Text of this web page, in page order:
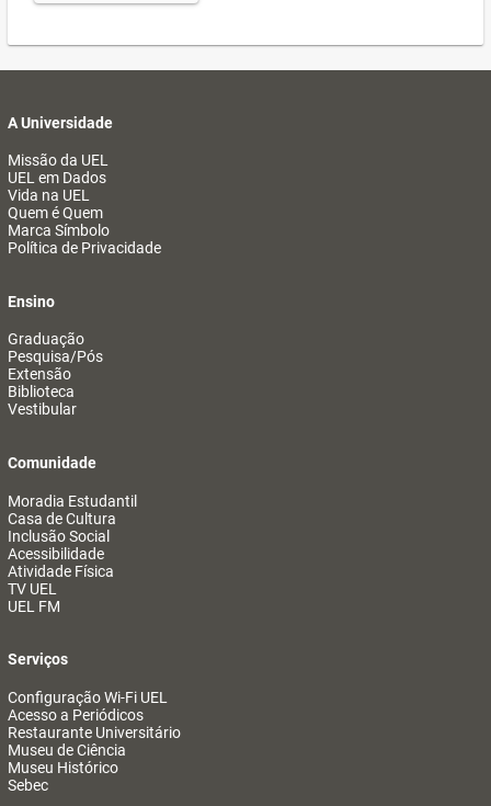
A Universidade
Missão da UEL
UEL em Dados
Vida na UEL
Quem é Quem
Marca Símbolo
Política de Privacidade
Ensino
Graduação
Pesquisa/Pós
Extensão
Biblioteca
Vestibular
Comunidade
Moradia Estudantil
Casa de Cultura
Inclusão Social
Acessibilidade
Atividade Física
TV UEL
UEL FM
Serviços
Configuração Wi-Fi UEL
Acesso a Periódicos
Restaurante Universitário
Museu de Ciência
Museu Histórico
Sebec